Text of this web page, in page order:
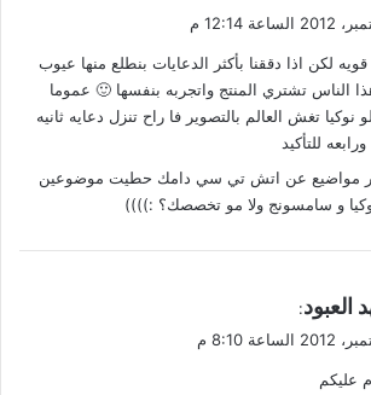
لكن اذا دققنا بأكثر الدعايات بنطلع منها عيوب
الناس تشتري المنتج واتجربه بنفسها 🙂 عموما
نوكيا تغش العالم بالتصوير فا راح تنزل دعايه ثانيه
ورابعه للتأكيد
مواضيع عن اتش تي سي دامك حطيت موضوعين
و سامسونج ولا مو تخصصك؟ :))))
العبود:
عليكم